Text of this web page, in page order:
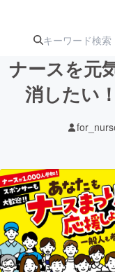
ターン
ジ
アート・
テクノロ
映像・映
ナースを元
消したい